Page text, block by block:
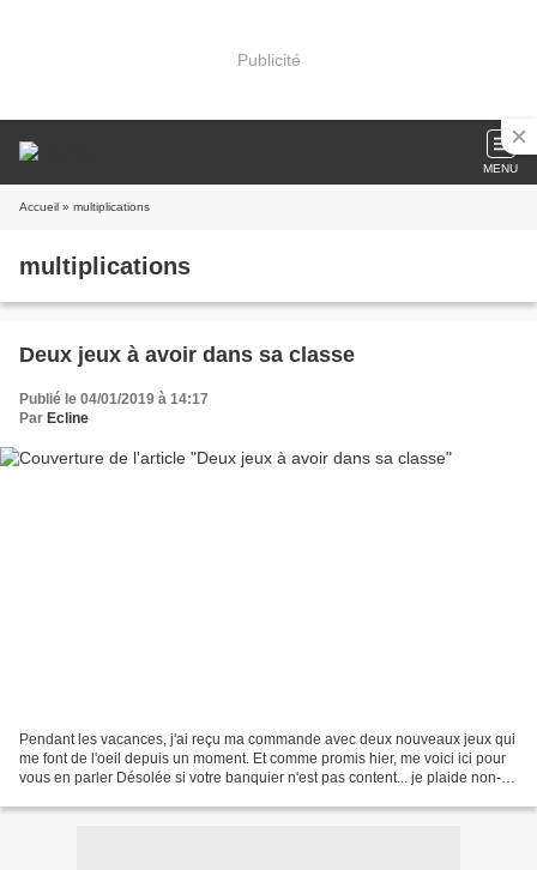
Publicité
MENU
Accueil » multiplications
multiplications
Deux jeux à avoir dans sa classe
Publié le 04/01/2019 à 14:17
Par Ecline
Pendant les vacances, j'ai reçu ma commande avec deux nouveaux jeux qui
me font de l'oeil depuis un moment. Et comme promis hier, me voici ici pour
vous en parler Désolée si votre banquier n'est pas content... je plaide non-